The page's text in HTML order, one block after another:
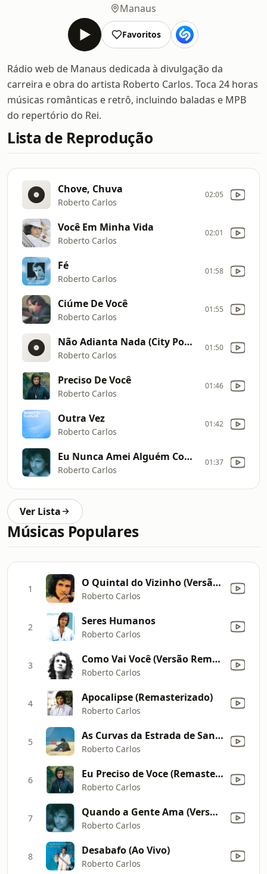
Manaus
Favoritos
Rádio web de Manaus dedicada à divulgação da
carreira e obra do artista Roberto Carlos. Toca 24 horas
músicas românticas e retrô, incluindo baladas e MPB
do repertório do Rei.
Lista de Reprodução
Chove, Chuva
Roberto Carlos
02:05
Você Em Minha Vida
Roberto Carlos
02:01
Fé
Roberto Carlos
01:58
Ciúme De Você
Roberto Carlos
01:55
Não Adianta Nada (City Pop Version)
Roberto Carlos
01:50
Preciso De Você
Roberto Carlos
01:46
Outra Vez
Roberto Carlos
01:42
Eu Nunca Amei Alguém Como Eu Te Amei
Roberto Carlos
01:37
Ver Lista
Músicas Populares
1 O Quintal do Vizinho (Versão Remasterizada)
Roberto Carlos
2 Seres Humanos
Roberto Carlos
3 Como Vai Você (Versão Remasterizada)
Roberto Carlos
4 Apocalipse (Remasterizado)
Roberto Carlos
5 As Curvas da Estrada de Santos (Versão Remasterizada)
Roberto Carlos
6 Eu Preciso de Voce (Remasterizado)
Roberto Carlos
7 Quando a Gente Ama (Versão Remasterizada)
Roberto Carlos
8 Desabafo (Ao Vivo)
Roberto Carlos